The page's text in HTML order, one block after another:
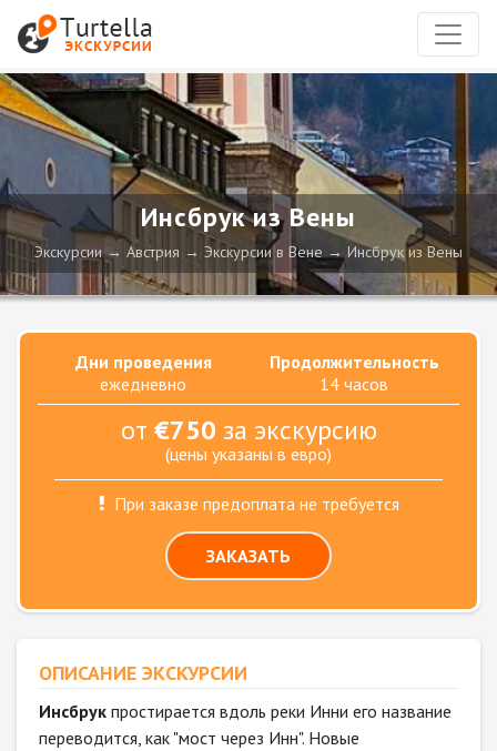
Инсбрук из Вены
Экскурсии Австрия Экскурсии в Вене Инсбрук из Вены
Дни проведения
ежедневно
Продолжительность
14 часов
от €750 за экскурсию
(цены указаны в евро)
При заказе предоплата не требуется
ЗАКАЗАТЬ
ОПИСАНИЕ ЭКСКУРСИИ
Инсбрук простирается вдоль реки Инни его название
переводится, как "мост через Инн". Новые